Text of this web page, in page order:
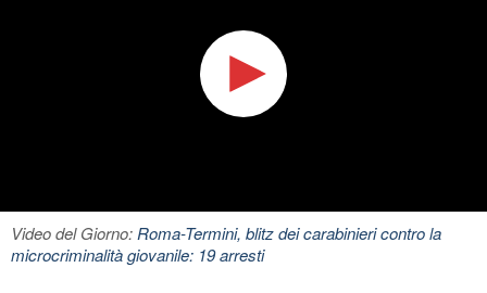
Video del Giorno:Roma-Termini, blitz dei carabinieri contro la
microcriminalità giovanile: 19 arresti